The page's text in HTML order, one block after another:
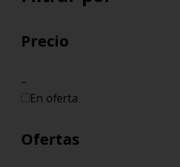
Precio
–
En oferta
Ofertas